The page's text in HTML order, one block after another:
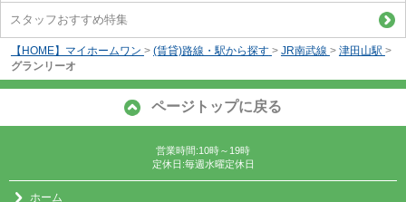
スタッフおすすめ特集
【HOME】マイホームワン > (賃貸)路線・駅から探す > JR南武線 > 津田山駅 >
グランリーオ
ページトップに戻る
営業時間:10時～19時
定休日:毎週水曜定休日
ホーム